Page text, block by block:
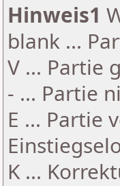
Hinweis1
blank ...
V ... Partie
- ... Partie
E ... Partie
K ...